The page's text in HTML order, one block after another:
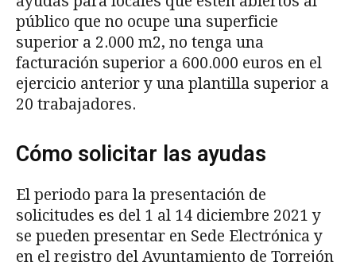
público que no ocupe una superficie
superior a 2.000 m2, no tenga una
facturación superior a 600.000 euros en el
ejercicio anterior y una plantilla superior a
20 trabajadores.
Cómo solicitar las ayudas
El periodo para la presentación de
solicitudes es del 1 al 14 diciembre 2021 y
se pueden presentar en Sede Electrónica y
en el registro del Ayuntamiento de Torrejón